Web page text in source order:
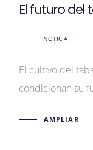
El futuro del
NOTICIA
El cultivo del
condicionan su
AMPLIAR